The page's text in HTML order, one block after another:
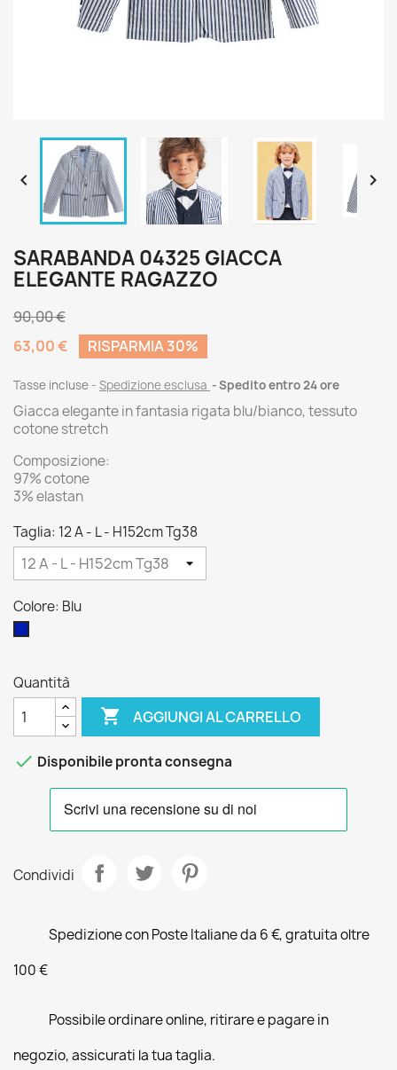
 
SARABANDA 04325 GIACCA
ELEGANTE RAGAZZO
90,00 €
63,00 €
RISPARMIA 30%
Tasse incluse Spedizione esclusa Spedito entro 24 ore
Giacca elegante in fantasia rigata blu/bianco, tessuto
cotone stretch
Composizione:
97% cotone
3% elastan
Taglia: 12 A - L - H152cm Tg38
Colore: Blu
Quantità
 AGGIUNGI AL CARRELLO
 Disponibile pronta consegna
Condividi
Spedizione con Poste Italiane da 6 €, gratuita oltre
100 €
Possibile ordinare online, ritirare e pagare in
negozio, assicurati la tua taglia.